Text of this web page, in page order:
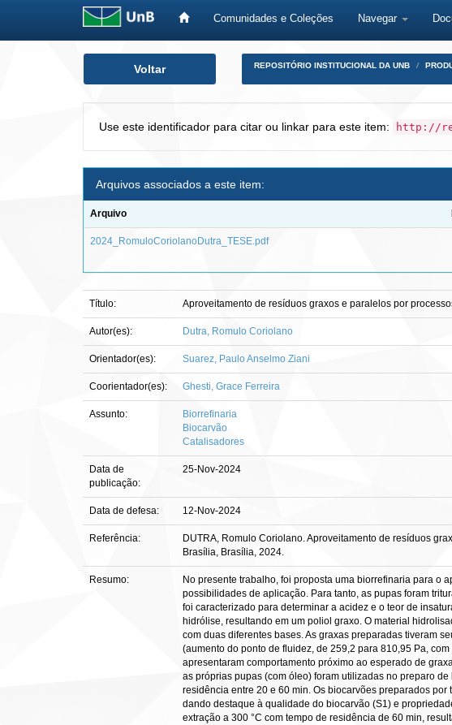
Comunidades e Coleções Navegar
Voltar REPOSITÓRIO INSTITUCIONAL DA UNB
Use este identificador para citar ou linkar para este item: http://
Arquivos associados a este item:
Arquivo
2024_RomuloCoriolanoDutra_TESE.pdf
Título: Aproveitamento de resíduos graxos e paralelos por
Autor(es): Dutra, Romulo Coriolano
Orientador(es): Suarez, Paulo Anselmo Ziani
Coorientador(es): Ghesti, Grace Ferreira
Assunto:
Biorrefinaria
Biocarvão
Catalisadores
Data de
publicação:
25-Nov-2024
Data de defesa: 12-Nov-2024
Referência:
DUTRA, Romulo Coriolano. Aproveitamento de resíduos
Brasília, Brasília, 2024.
Resumo:
No presente trabalho, foi proposta uma biorrefinaria para o
possibilidades de aplicação. Para tanto, as pupas foram
foi caracterizado para determinar a acidez e o teor de
hidrólise, resultando em um poliol graxo. O material
com duas diferentes bases. As graxas preparadas tiveram
(aumento do ponto de fluidez, de 259,2 para 810,95 Pa,
apresentaram comportamento próximo ao esperado de
as próprias pupas (com óleo) foram utilizadas no preparo
residência entre 20 e 60 min. Os biocarvões preparados
dando destaque à qualidade do biocarvão (S1) e
extração a 300 °C com tempo de residência de 60 min,